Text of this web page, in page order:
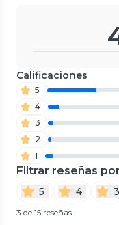
Calificaciones
5
4
3
2
1
Filtrar reseñas
5 4 3
3 de 15 reseñas